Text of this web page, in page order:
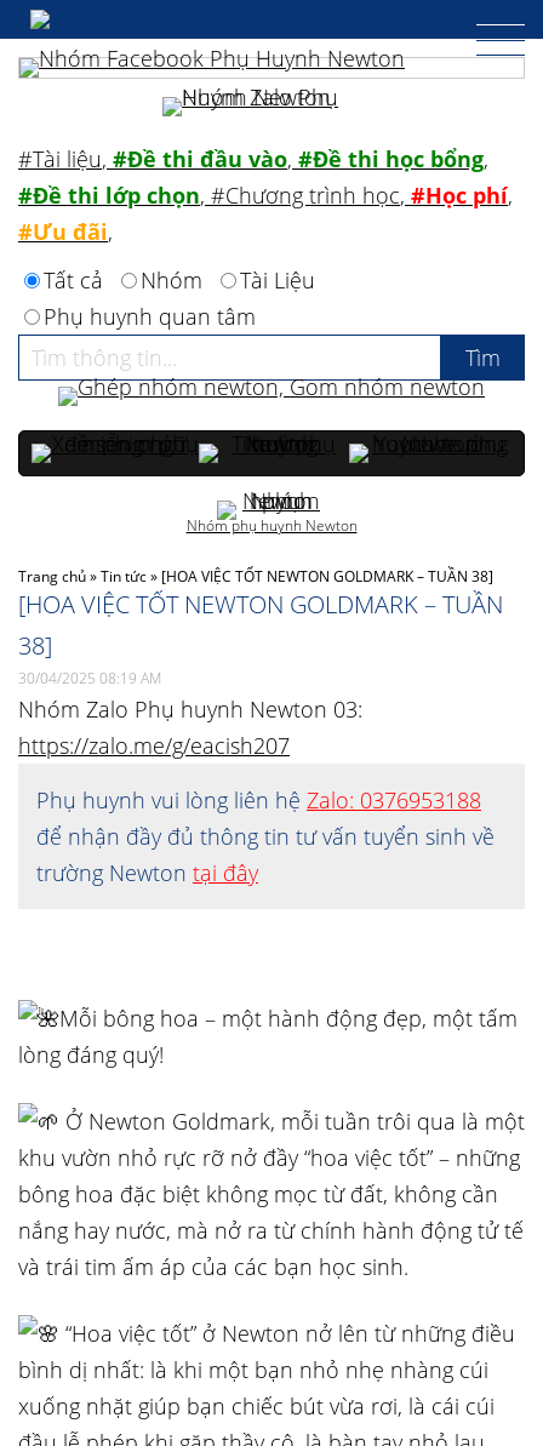
Trang chủ»Tin tức» [HOA VIỆC TỐT NEWTON GOLDMARK – TUẦN 38]
[HOA VIỆC TỐT NEWTON GOLDMARK – TUẦN
38]
30/04/2025 08:19 AM
Nhóm Zalo Phụ huynh Newton 03:
https://zalo.me/g/eacish207
Phụ huynh vui lòng liên hệ Zalo: 0376953188
để nhận đầy đủ thông tin tư vấn tuyển sinh về
trường Newton tại đây
Mỗi bông hoa – một hành động đẹp, một tấm
lòng đáng quý!
Ở Newton Goldmark, mỗi tuần trôi qua là một
khu vườn nhỏ rực rỡ nở đầy “hoa việc tốt” – những
bông hoa đặc biệt không mọc từ đất, không cần
nắng hay nước, mà nở ra từ chính hành động tử tế
và trái tim ấm áp của các bạn học sinh.
“Hoa việc tốt” ở Newton nở lên từ những điều
bình dị nhất: là khi một bạn nhỏ nhẹ nhàng cúi
xuống nhặt giúp bạn chiếc bút vừa rơi, là cái cúi
#Tài liệu, #Đề thi đầu vào, #Đề thi học bổng,
#Đề thi lớp chọn, #Chương trình học, #Học phí,
#Ưu đãi,
Tất cả
Nhóm
Tài Liệu
Phụ huynh quan tâm
Nhóm phụ huynh Newton